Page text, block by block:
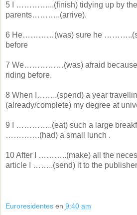
5 I …………...(finish) tidying up by the
parents………..(arrive).
6 He…………(was) sure he
before
7 We……………(was) afraid
riding before.
8 When I……..(spend) a year
(already/complete) my degree at
9 I …………..(eat) such a large
………….(had) a small lunch .
10 After I ………..(make) all the
article I ……..(send) it to the
Euroresidentesen9:40 am